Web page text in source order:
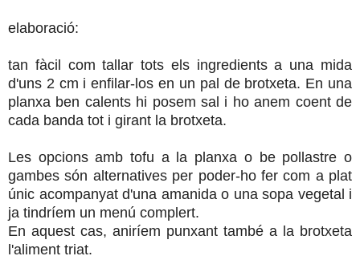
elaboració:
tan fàcil com tallar tots els ingredients a una mida
d'uns 2 cm i enfilar-los en un pal de brotxeta. En una
planxa ben calents hi posem sal i ho anem coent de
cada banda tot i girant la brotxeta.
Les opcions amb tofu a la planxa o be pollastre o
gambes són alternatives per poder-ho fer com a plat
únic acompanyat d'una amanida o una sopa vegetal i
ja tindríem un menú complert.
En aquest cas, aniríem punxant també a la brotxeta
l'aliment triat.